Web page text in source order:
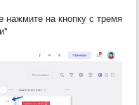
нажмите на кнопку с тремя